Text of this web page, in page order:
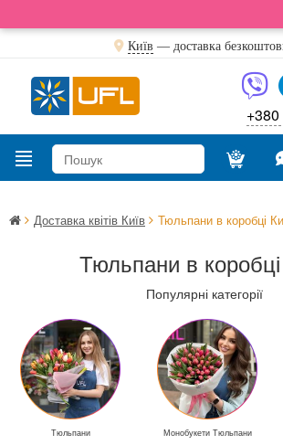
Київ — доставка
Доставка квітів Київ Тюльпани в коробці
Тюльпани в
Популярні категорії
Тюльпани Монобукети Тюльпани